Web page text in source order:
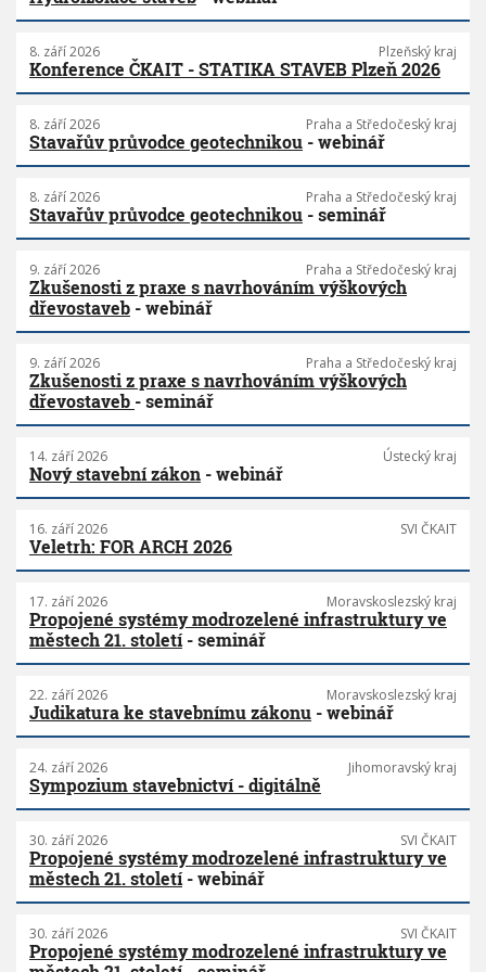
8. září 2026 Plzeňský kraj
Konference ČKAIT - STATIKA STAVEB Plzeň 2026
8. září 2026 Praha a Středočeský kraj
Stavařův průvodce geotechnikou - webinář
8. září 2026 Praha a Středočeský kraj
Stavařův průvodce geotechnikou - seminář
9. září 2026 Praha a Středočeský kraj
Zkušenosti z praxe s navrhováním výškových
dřevostaveb - webinář
9. září 2026 Praha a Středočeský kraj
Zkušenosti z praxe s navrhováním výškových
dřevostaveb - seminář
14. září 2026 Ústecký kraj
Nový stavební zákon - webinář
16. září 2026 SVI ČKAIT
Veletrh: FOR ARCH 2026
17. září 2026 Moravskoslezský kraj
Propojené systémy modrozelené infrastruktury ve
městech 21. století- seminář
22. září 2026 Moravskoslezský kraj
Judikatura ke stavebnímu zákonu - webinář
24. září 2026 Jihomoravský kraj
Sympozium stavebnictví - digitálně
30. září 2026 SVI ČKAIT
Propojené systémy modrozelené infrastruktury ve
městech 21. století- webinář
30. září 2026 SVI ČKAIT
Propojené systémy modrozelené infrastruktury ve